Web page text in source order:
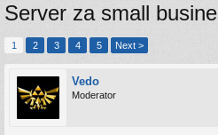
Server za small
1 2 3 4 5 Next >
Vedo
Moderator